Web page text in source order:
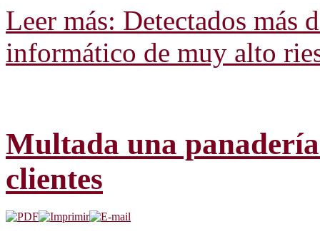
Leer más: Detectados más
informático de muy alto
Multada una
clientes